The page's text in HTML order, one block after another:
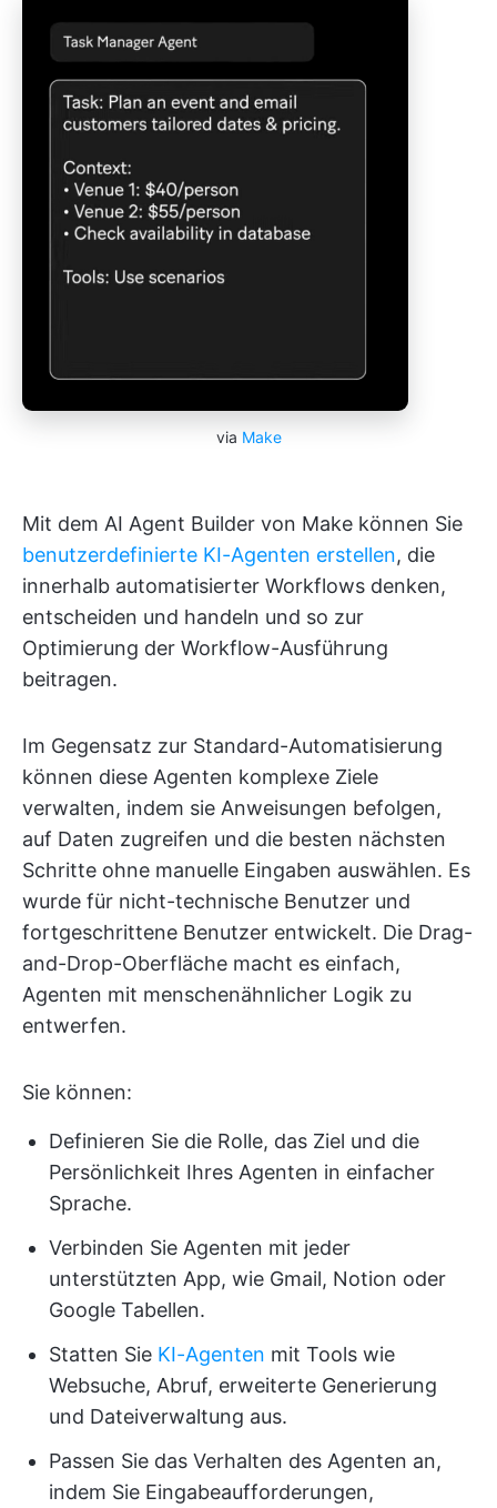
via Make
Mit dem AI Agent Builder von Make können Sie
benutzerdefinierte KI-Agenten erstellen, die
innerhalb automatisierter Workflows denken,
entscheiden und handeln und so zur
Optimierung der Workflow-Ausführung
beitragen.
Im Gegensatz zur Standard-Automatisierung
können diese Agenten komplexe Ziele
verwalten, indem sie Anweisungen befolgen,
auf Daten zugreifen und die besten nächsten
Schritte ohne manuelle Eingaben auswählen. Es
wurde für nicht-technische Benutzer und
fortgeschrittene Benutzer entwickelt. Die Drag-
and-Drop-Oberfläche macht es einfach,
Agenten mit menschenähnlicher Logik zu
entwerfen.
Sie können:
Definieren Sie die Rolle, das Ziel und die
Persönlichkeit Ihres Agenten in einfacher
Sprache.
Verbinden Sie Agenten mit jeder
unterstützten App, wie Gmail, Notion oder
Google Tabellen.
Statten Sie KI-Agenten mit Tools wie
Websuche, Abruf, erweiterte Generierung
und Dateiverwaltung aus.
Passen Sie das Verhalten des Agenten an,
indem Sie Eingabeaufforderungen,